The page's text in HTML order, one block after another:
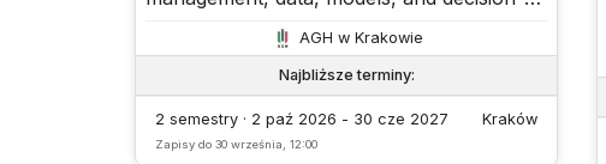
making. As a participants in this esteemed
program, offered at AGH University of
Science and Technology - a premier
institution in the field of technical education
- postgraduate students will benefit from a
world-class education imparted by a team
AGH w Krakowie
Najbliższe terminy:
2 semestry · 2 paź 2026 - 30 cze 2027
Zapisy do 30 września, 12:00
Kraków